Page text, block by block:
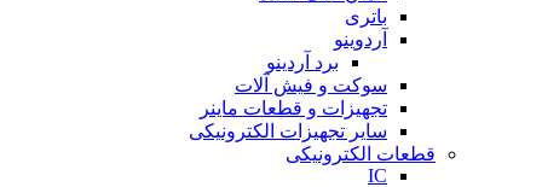
باتری
آردوینو
برد آردینو
سوکت و فیش آلات
تجهیزات و قطعات ماینر
سایر تجهیزات الکترونیکی
قطعات الکترونیکی
IC